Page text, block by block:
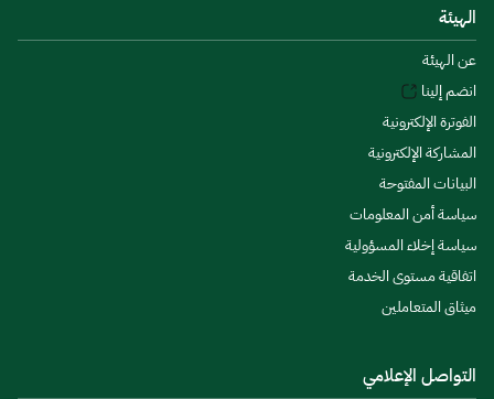
الهيئة
عن الهيئة
انضم إلينا
الفوترة الإلكترونية
المشاركة الإلكترونية
البيانات المفتوحة
سياسة أمن المعلومات
سياسة إخلاء المسؤولية
اتفاقية مستوى الخدمة
ميثاق المتعاملين
التواصل الإعلامي